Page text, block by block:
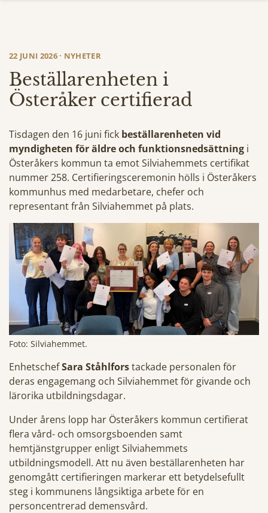
22 JUNI 2026 · NYHETER
Beställarenheten i
Österåker certifierad
Tisdagen den 16 juni fick beställarenheten vid
myndigheten för äldre och funktionsnedsättning i
Österåkers kommun ta emot Silviahemmets certifikat
nummer 258. Certifieringsceremonin hölls i Österåkers
kommunhus med medarbetare, chefer och
representant från Silviahemmet på plats.
Foto: Silviahemmet.
EnhetschefSara Ståhlforstackade personalen för
deras engagemang och Silviahemmet för givande och
lärorika utbildningsdagar.
Under årens lopp har Österåkers kommun certifierat
flera vård- och omsorgsboenden samt
hemtjänstgrupper enligt Silviahemmets
utbildningsmodell. Att nu även beställarenheten har
genomgått certifieringen markerar ett betydelsefullt
steg i kommunens långsiktiga arbete för en
personcentrerad demensvård.